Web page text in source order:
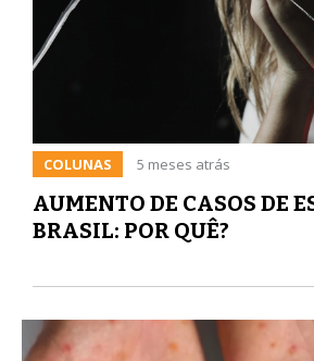
COLUNAS 5 meses atrás
AUMENTO DE CASOS DE
BRASIL: POR QUÊ?